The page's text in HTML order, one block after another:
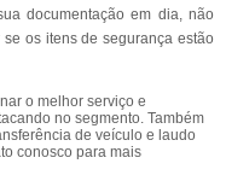
documentação em dia, não
os itens de segurança estão
o melhor serviço e
no segmento. Também
de veículo e laudo
conosco para mais